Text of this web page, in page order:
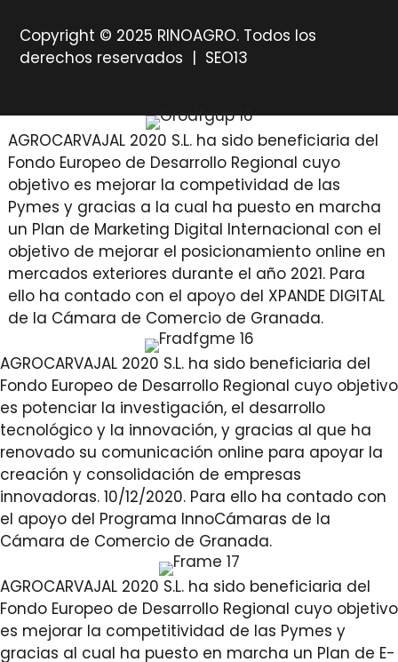
Copyright © 2025 RINOAGRO. Todos los
derechos reservados | SEO13
AGROCARVAJAL 2020 S.L. ha sido beneficiaria del
Fondo Europeo de Desarrollo Regional cuyo
objetivo es mejorar la competividad de las
Pymes y gracias a la cual ha puesto en marcha
un Plan de Marketing Digital Internacional con el
objetivo de mejorar el posicionamiento online en
mercados exteriores durante el año 2021. Para
ello ha contado con el apoyo del XPANDE DIGITAL
de la Cámara de Comercio de Granada.
AGROCARVAJAL 2020 S.L. ha sido beneficiaria del
Fondo Europeo de Desarrollo Regional cuyo objetivo
es potenciar la investigación, el desarrollo
tecnológico y la innovación, y gracias al que ha
renovado su comunicación online para apoyar la
creación y consolidación de empresas
innovadoras. 10/12/2020. Para ello ha contado con
el apoyo del Programa InnoCámaras de la
Cámara de Comercio de Granada.
AGROCARVAJAL 2020 S.L. ha sido beneficiaria del
Fondo Europeo de Desarrollo Regional cuyo objetivo
es mejorar la competitividad de las Pymes y
gracias al cual ha puesto en marcha un Plan de E-